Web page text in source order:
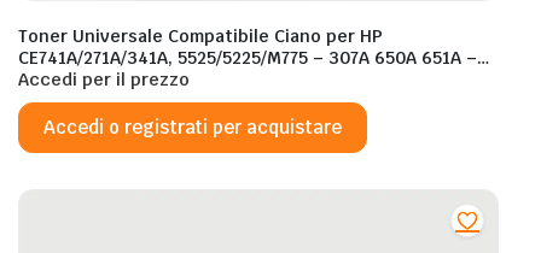
Toner Universale Compatibile Ciano per HP
CE741A/271A/341A, 5525/5225/M775 – 307A 650A 651A –
16.000 Pagine al 5%
Accedi per il prezzo
Accedi o registrati per acquistare